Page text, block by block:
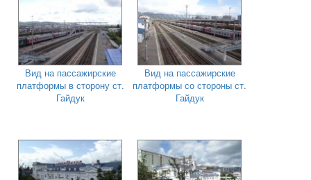
Вид на пассажирские
платформы в сторону ст.
Гайдук
Вид на пассажирские
платформы со стороны ст.
Гайдук